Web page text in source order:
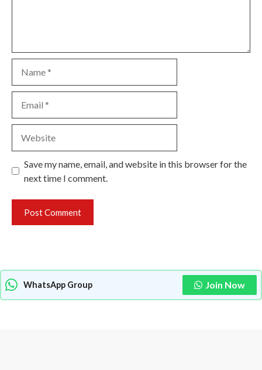
Save my name, email, and website in this browser for the
next time I comment.
WhatsApp Group Join Now